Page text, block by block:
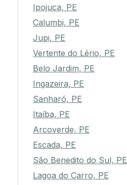
Ipojuca, PE
Calumbi, PE
Jupi, PE
Vertente do Lério, PE
Belo Jardim, PE
Ingazeira, PE
Sanharó, PE
Itaíba, PE
Arcoverde, PE
Escada, PE
São Benedito do Sul, PE
Lagoa do Carro, PE